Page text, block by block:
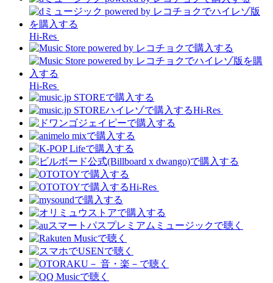
Hi-Res
Hi-Res
Hi-Res
Hi-Res